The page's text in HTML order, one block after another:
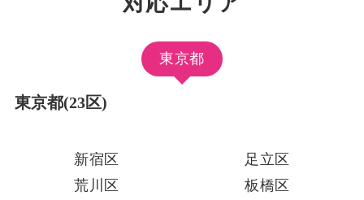
東京都
東京都(23区)
新宿区
足立区
荒川区
板橋区